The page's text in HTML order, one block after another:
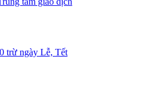
trừ ngày Lễ, Tết